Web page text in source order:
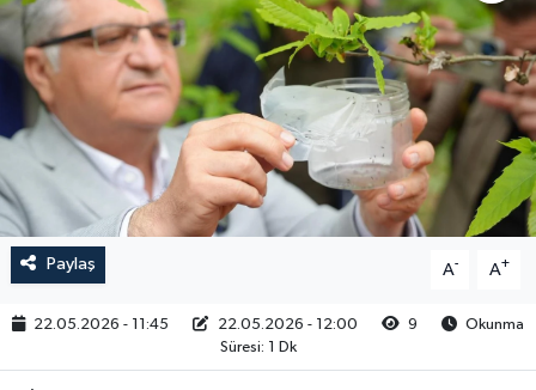
Paylaş A- A+
22.05.2026 - 11:45 22.05.2026 - 12:00 9
Okunma
Süresi: 1 Dk
YAŞAM
RESMİ İLAN
Haber Arşivi